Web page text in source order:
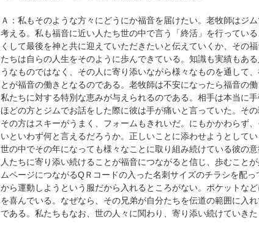
Ａ：私もそのような方々にどうにか福音を届けたい。老牧師はジ
考える。私も福音に近い人たち世の中で言う「終活」を行ってい
くして最後を神と共に迎えていただきたいと伝えていくか、その
たちは自らの人生をそのように歩んできている。知識も実績もあ
うなものではなく、その人に寄り添いながら様々なものを通して
とが福音の働きとなるのである。老牧師は不安になったら福音の
私たちに対する特別な恵みが与えられるのである。相手は本当に
ほどの方とジムでお話をした際に彼は手が痛いと言っていた。そ
その方はスキーがうまく、フォームもきれいだ。にもかかわらず
いといわず何と言えるだろうか。正しいことに添わせようとして
世の中でその年になっても様々なことに取り組み続けている彼の
人たちに寄り添い続けることが福音につながると信じ、歩むこと
ムページにつながるQＲコードの入った名刺サイズのチラシを配
から運動しようという服だから入れるところがない。ポケットな
を喜んでいる。なぜなら、その兄弟が自分たちを伝道の範囲に入
である。私たちもなお、世の人々に関わり、寄り添い続けていきた